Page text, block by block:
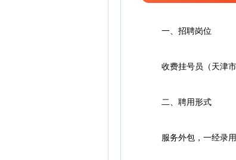
一、招聘岗位
收费挂号员（天津市
二、聘用形式
服务外包，一经录用